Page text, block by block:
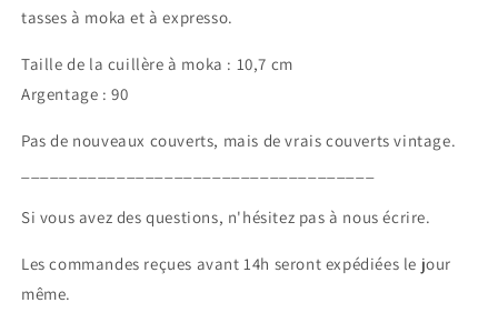
tasses à moka et à expresso.
Taille de la cuillère à moka : 10,7 cm
Argentage : 90
Pas de nouveaux couverts, mais de vrais couverts vintage.
Si vous avez des questions, n'hésitez pas à nous écrire.
Les commandes reçues avant 14h seront expédiées le jour
même.